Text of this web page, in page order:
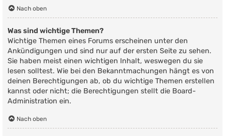
Nach oben
Was sind wichtige Themen?
Wichtige Themen eines Forums erscheinen unter den
Ankündigungen und sind nur auf der ersten Seite zu sehen.
Sie haben meist einen wichtigen Inhalt, weswegen du sie
lesen solltest. Wie bei den Bekanntmachungen hängt es von
deinen Berechtigungen ab, ob du wichtige Themen erstellen
kannst oder nicht; die Berechtigungen stellt die Board-
Administration ein.
Nach oben